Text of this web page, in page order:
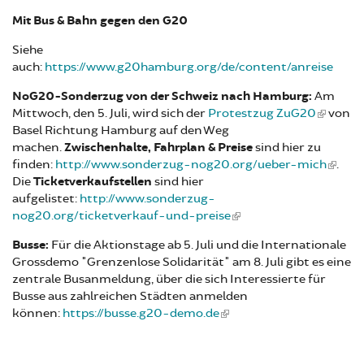
Mit Bus & Bahn gegen den G20
Siehe
auch: https://www.g20hamburg.org/de/content/anreise
NoG20-Sonderzug von der Schweiz nach Hamburg: Am
Mittwoch, den 5. Juli, wird sich der Protestzug ZuG20
von
Basel Richtung Hamburg auf den Weg
machen.Zwischenhalte, Fahrplan & Preisesind hier zu
finden: http://www.sonderzug-nog20.org/ueber-mich
.
DieTicketverkaufstellen sind hier
aufgelistet: http://www.sonderzug-
nog20.org/ticketverkauf-und-preise
Busse: Für die Aktionstage ab 5. Juli und die Internationale
Grossdemo "Grenzenlose Solidarität" am 8. Juli gibt es eine
zentrale Busanmeldung, über die sich Interessierte für
Busse aus zahlreichen Städten anmelden
können: https://busse.g20-demo.de